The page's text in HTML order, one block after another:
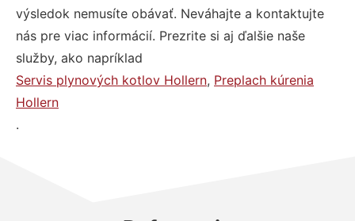
výsledok nemusíte obávať. Neváhajte a kontaktujte
nás pre viac informácií. Prezrite si aj ďalšie naše
služby, ako napríklad
Servis plynových kotlov Hollern, Preplach kúrenia
Hollern
.